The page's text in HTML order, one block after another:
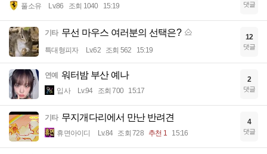
풀소유 Lv.86 조회 1040 15:19 댓글
기타 무선 마우스 여러분의 선택은?
특대형피자 Lv.62 조회 562 15:19
12
댓글
연예 워터밤 부산 예나
입사 Lv.94 조회 700 15:17
2
댓글
기타 무지개다리에서 만난 반려견
휴면아이디 Lv.84 조회 728 추천 1 15:16
4
댓글